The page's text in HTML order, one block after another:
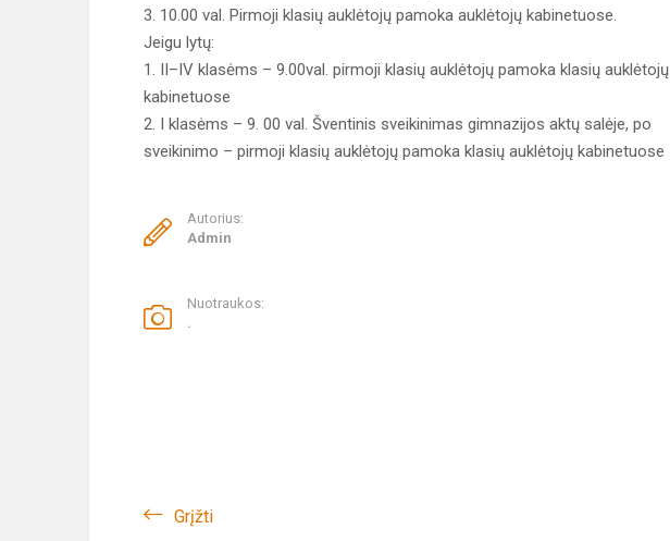
3. 10.00 val. Pirmoji klasių auklėtojų pamoka auklėtojų kabinetuose.
Jeigu lytų:
1. II–IV klasėms – 9.00val. pirmoji klasių auklėtojų pamoka klasių auklėtojų
kabinetuose
2. I klasėms – 9. 00 val. Šventinis sveikinimas gimnazijos aktų salėje, po
sveikinimo – pirmoji klasių auklėtojų pamoka klasių auklėtojų kabinetuose
Autorius:
Admin
Nuotraukos:
.
Grįžti